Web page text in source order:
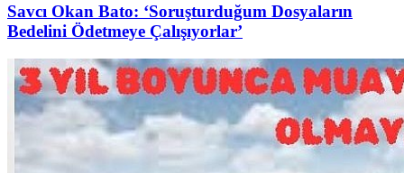
Savcı Okan Bato: ‘Soruşturduğum Dosyaların
Bedelini Ödetmeye Çalışıyorlar’